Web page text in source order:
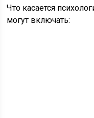
Что касается
могут включать: